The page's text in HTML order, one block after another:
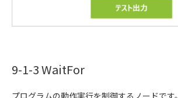
9-1-3 WaitFor
プログラムの動作実行を制御するノードです。